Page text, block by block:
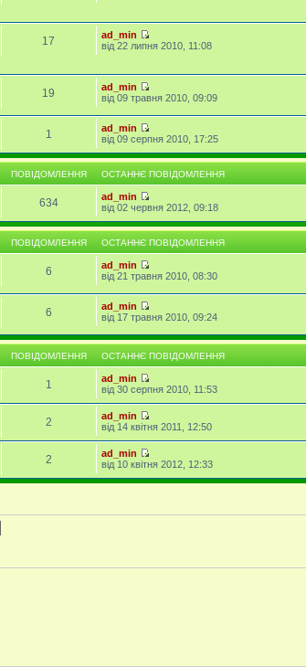
17
ad_min
від 22 липня 2010, 11:08
19
ad_min
від 09 травня 2010, 09:09
1
ad_min
від 09 серпня 2010, 17:25
ПОВІДОМЛЕННЯ ОСТАННЄ ПОВІДОМЛЕННЯ
634
ad_min
від 02 червня 2012, 09:18
ПОВІДОМЛЕННЯ ОСТАННЄ ПОВІДОМЛЕННЯ
6
ad_min
від 21 травня 2010, 08:30
6
ad_min
від 17 травня 2010, 09:24
ПОВІДОМЛЕННЯ ОСТАННЄ ПОВІДОМЛЕННЯ
1
ad_min
від 30 серпня 2010, 11:53
2
ad_min
від 14 квітня 2011, 12:50
2
ad_min
від 10 квітня 2012, 12:33